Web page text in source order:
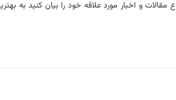
و اخبار مورد علاقه خود را بیان کنید به